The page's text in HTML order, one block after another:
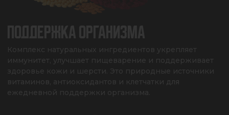
ПОДДЕРЖКА ОРГАНИЗМА
Комплекс натуральных ингредиентов укрепляет
иммунитет, улучшает пищеварение и поддерживает
здоровье кожи и шерсти. Это природные источники
витаминов, антиоксидантов и клетчатки для
ежедневной поддержки организма.